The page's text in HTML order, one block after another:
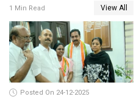
കൊച്ചുമകനും സുഹൃത്തും
അറസ്റ്റിൽ
1 Min Read View All
Posted On 24-12-2025